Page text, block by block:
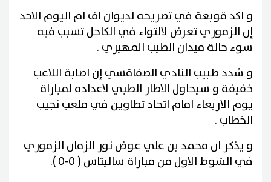
و اكد قوبعة في تصريحه لديوان اف ام اليوم الاحد
إن الزموري تعرض لالتواء في الكاحل تسبب فيه
سوء حالة ميدان الطيب المهيري .
و شدد طبيب النادي الصفاقسي إن اصابة اللاعب
خفيفة و سيحاول الاطار الطبي لاعداده لمباراة
يوم الاربعاء امام اتحاد تطاوين في ملعب نجيب
الخطاب .
و يذكر ان محمد بن علي عوض نور الزمان الزموري
في الشوط الاول من مباراة ساليتاس ( 0-0 ).